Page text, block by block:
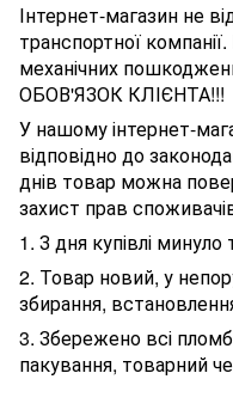
Інтернет-магазин не
транспортної
механічних
ОБОВ'ЯЗОК КЛІЄНТА!!!
У нашому інтернет-
відповідно до
днів товар можна
захист прав
1. З дня купівлі
2. Товар новий, у
збирання,
3. Збережено всі
пакування, товарний